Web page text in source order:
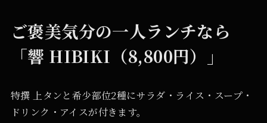
ご褒美気分の一人ランチなら
「響 HIBIKI（8,800円）」
特撰 上タンと希少部位2種にサラダ・ライス・スープ・
ドリンク・アイスが付きます。